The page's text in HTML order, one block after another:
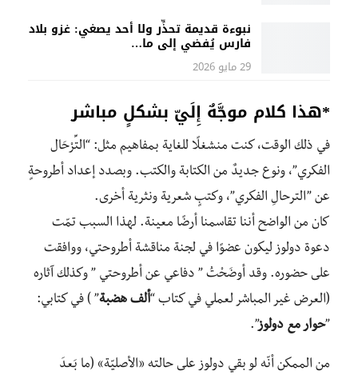
نبوءة قديمة تحذِّر ولا أحد يصغي: غزو بلاد
فارس يُفضي إلى ما…
29 مايو 2026
*هذا كلام موجَّهٌ إِلَيّ بشكلٍ مباشر
في ذلك الوقت، كنت منشغلًا للغاية بمفاهيم مثل: “التِّرْحَال
الفكري”، ونوع جديدٌ من الكتابة والكتب. وبصدد إعداد أطروحةٍ
عن ”الترحالِ الفكري”، وكتبٍ شعرية ونثرية أخرى.
كان من الواضح أننا تقاسمنا أرضًا معينة. لهذا السبب تمّت
دعوة دولوز ليكون عضوًا في لجنة مناقشة أطروحتي، ووافقت
على حضوره. وقد أوضَحْتُ ” دفاعي عن أطروحتي ” وكذلك آثاره
(العرض غير المباشر لعملي في كتاب “ألف هضبة” ) في كتابي:
”حوار مع دولوز”.
من الممكن أنّه لو بقي دولوز على حالته «الأصليّة» (ما بَعدَ